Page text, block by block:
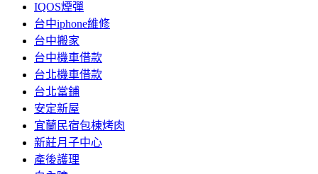
IQOS煙彈
台中iphone維修
台中搬家
台中機車借款
台北機車借款
台北當鋪
安定新屋
宜蘭民宿包棟烤肉
新莊月子中心
產後護理